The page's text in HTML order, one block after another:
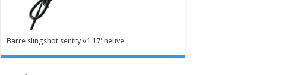
Barre slingshot sentry v1 17' neuve